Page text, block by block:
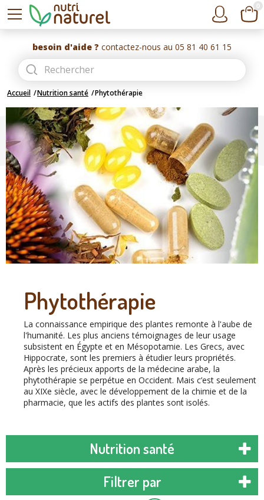
besoin d'aide ? contactez-nous au 05 81 40 61 15
Accueil Nutrition santé Phytothérapie
Phytothérapie
La connaissance empirique des plantes remonte à l'aube de
l'humanité. Les plus anciens témoignages de leur usage
subsistent en Égypte et en Mésopotamie. Les Grecs, avec
Hippocrate, sont les premiers à étudier leurs propriétés.
Après les précieux apports de la médecine arabe, la
phytothérapie se perpétue en Occident. Mais c’est seulement
au XIXe siècle, avec le développement de la chimie et de la
pharmacie, que les actifs des plantes sont isolés.
Nutrition santé
Filtrer par
0